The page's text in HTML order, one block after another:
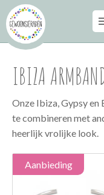
IBIZA
Onze Ibiza, Gypsy en
te combineren met
heerlijk vrolijke look.
Aanbieding